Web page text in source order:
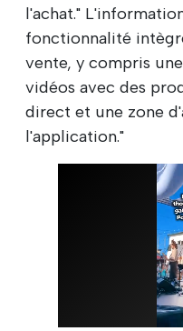
l'achat."
fonctionnalité
vente, y compris
vidéos avec des
direct et une zone
l'application."